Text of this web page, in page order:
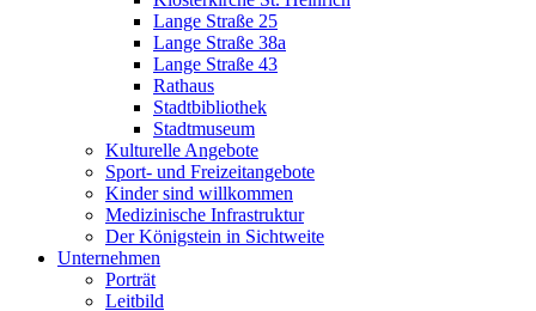
Lange Straße 25
Lange Straße 38a
Lange Straße 43
Rathaus
Stadtbibliothek
Stadtmuseum
Kulturelle Angebote
Sport- und Freizeitangebote
Kinder sind willkommen
Medizinische Infrastruktur
Der Königstein in Sichtweite
Unternehmen
Porträt
Leitbild